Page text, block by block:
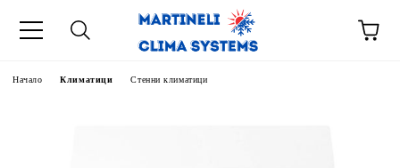
Начало Климатици Стенни климатици